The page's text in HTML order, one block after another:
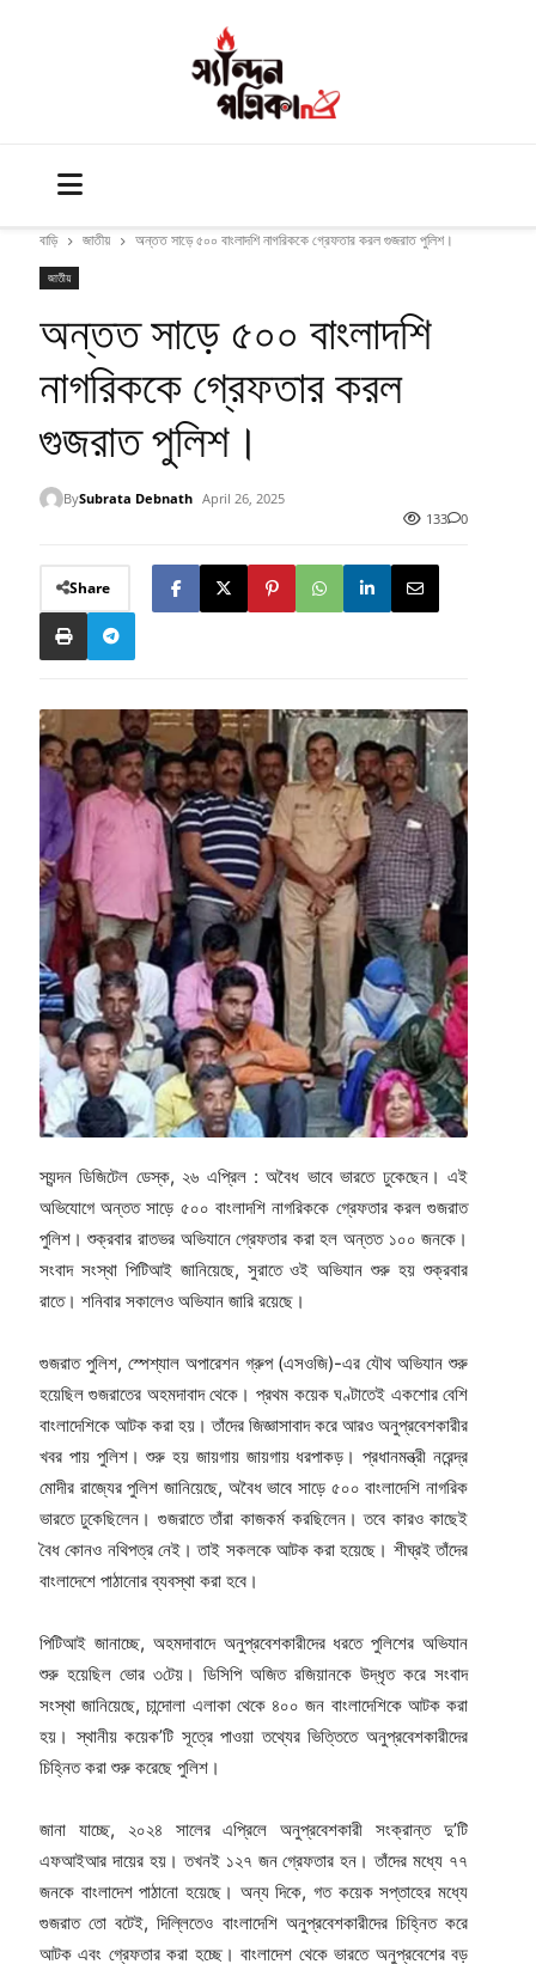
বাড়ি জাতীয় অন্তত সাড়ে ৫০০ বাংলাদশি নাগরিককে গ্রেফতার করল গুজরাত পুলিশ।
জাতীয়
অন্তত সাড়ে ৫০০ বাংলাদশি
নাগরিককে গ্রেফতার করল
গুজরাত পুলিশ।
BySubrata Debnath April 26, 2025
133
0
Share
স্যন্দন ডিজিটেল ডেস্ক, ২৬ এপ্রিল : অবৈধ ভাবে ভারতে ঢুকেছেন। এই
অভিযোগে অন্তত সাড়ে ৫০০ বাংলাদশি নাগরিককে গ্রেফতার করল গুজরাত
পুলিশ। শুক্রবার রাতভর অভিযানে গ্রেফতার করা হল অন্তত ১০০ জনকে।
সংবাদ সংস্থা পিটিআই জানিয়েছে, সুরাতে ওই অভিযান শুরু হয় শুক্রবার
রাতে। শনিবার সকালেও অভিযান জারি রয়েছে।
গুজরাত পুলিশ, স্পেশ্যাল অপারেশন গ্রুপ (এসওজি)-এর যৌথ অভিযান শুরু
হয়েছিল গুজরাতের অহমদাবাদ থেকে। প্রথম কয়েক ঘণ্টাতেই একশোর বেশি
বাংলাদেশিকে আটক করা হয়। তাঁদের জিজ্ঞাসাবাদ করে আরও অনুপ্রবেশকারীর
খবর পায় পুলিশ। শুরু হয় জায়গায় জায়গায় ধরপাকড়। প্রধানমন্ত্রী নরেন্দ্র
মোদীর রাজ্যের পুলিশ জানিয়েছে, অবৈধ ভাবে সাড়ে ৫০০ বাংলাদেশি নাগরিক
ভারতে ঢুকেছিলেন। গুজরাতে তাঁরা কাজকর্ম করছিলেন। তবে কারও কাছেই
বৈধ কোনও নথিপত্র নেই। তাই সকলকে আটক করা হয়েছে। শীঘ্রই তাঁদের
বাংলাদেশে পাঠানোর ব্যবস্থা করা হবে।
পিটিআই জানাচ্ছে, অহমদাবাদে অনুপ্রবেশকারীদের ধরতে পুলিশের অভিযান
শুরু হয়েছিল ভোর ৩টেয়। ডিসিপি অজিত রজিয়ানকে উদ্ধৃত করে সংবাদ
সংস্থা জানিয়েছে, চান্দোলা এলাকা থেকে ৪০০ জন বাংলাদেশিকে আটক করা
হয়। স্থানীয় কয়েক’টি সূত্রে পাওয়া তথ্যের ভিত্তিতে অনুপ্রবেশকারীদের
চিহ্নিত করা শুরু করেছে পুলিশ।
জানা যাচ্ছে, ২০২৪ সালের এপ্রিলে অনুপ্রবেশকারী সংক্রান্ত দু’টি
এফআইআর দায়ের হয়। তখনই ১২৭ জন গ্রেফতার হন। তাঁদের মধ্যে ৭৭
জনকে বাংলাদেশ পাঠানো হয়েছে। অন্য দিকে, গত কয়েক সপ্তাহের মধ্যে
গুজরাত তো বটেই, দিল্লিতেও বাংলাদেশি অনুপ্রবেশকারীদের চিহ্নিত করে
আটক এবং গ্রেফতার করা হচ্ছে। বাংলাদেশ থেকে ভারতে অনুপ্রবেশের বড়